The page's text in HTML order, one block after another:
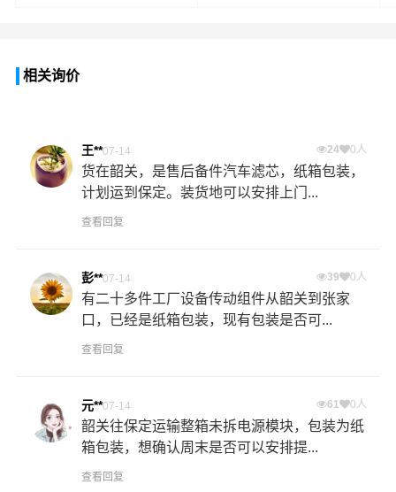
相关询价
王**07-14 24 0人
货在韶关，是售后备件汽车滤芯，纸箱包装，
计划运到保定。装货地可以安排上门...
查看回复
彭**07-14 39 0人
有二十多件工厂设备传动组件从韶关到张家
口，已经是纸箱包装，现有包装是否可...
查看回复
元**07-14 61 0人
韶关往保定运输整箱未拆电源模块，包装为纸
箱包装，想确认周末是否可以安排提...
查看回复